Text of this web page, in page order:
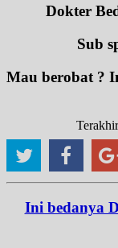
Dokter
Sub
Mau berobat ?
Ini bedanya